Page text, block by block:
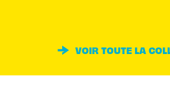
VOIR TOUTE LA